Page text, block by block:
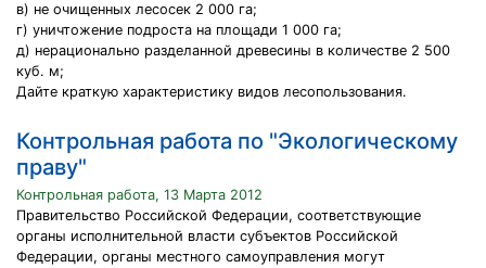
в) не очищенных лесосек 2 000 га;
г) уничтожение подроста на площади 1 000 га;
д) нерационально разделанной древесины в количестве 2 500
куб. м;
Дайте краткую характеристику видов лесопользования.
Контрольная работа по "Экологическому
праву"
Контрольная работа, 13 Марта 2012
Правительство Российской Федерации, соответствующие
органы исполнительной власти субъектов Российской
Федерации, органы местного самоуправления могут